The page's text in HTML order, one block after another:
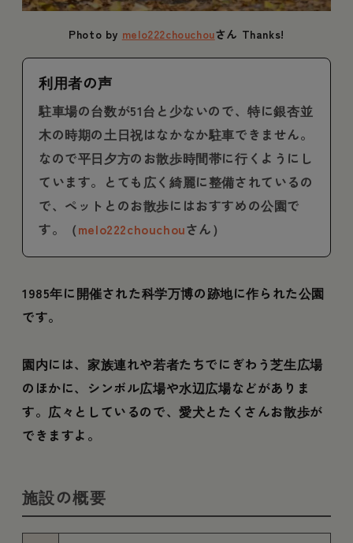
Photo by melo222chouchouさん Thanks!
利用者の声
駐車場の台数が51台と少ないので、特に銀杏並
木の時期の土日祝はなかなか駐車できません。
なので平日夕方のお散歩時間帯に行くようにし
ています。とても広く綺麗に整備されているの
で、ペットとのお散歩にはおすすめの公園で
す。（melo222chouchouさん）
1985年に開催された科学万博の跡地に作られた公園
です。
園内には、家族連れや若者たちでにぎわう芝生広場
のほかに、シンボル広場や水辺広場などがありま
す。広々としているので、愛犬とたくさんお散歩が
できますよ。
施設の概要